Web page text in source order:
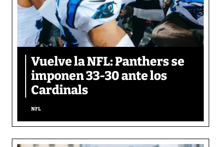
Vuelve la NFL: Panthers se
imponen 33-30 ante los
Cardinals
NFL